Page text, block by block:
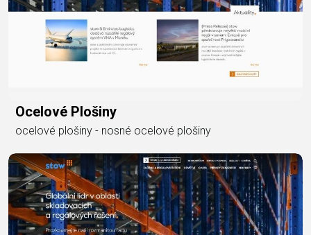
Ocelové Plošiny
ocelové plošiny - nosné ocelové plošiny